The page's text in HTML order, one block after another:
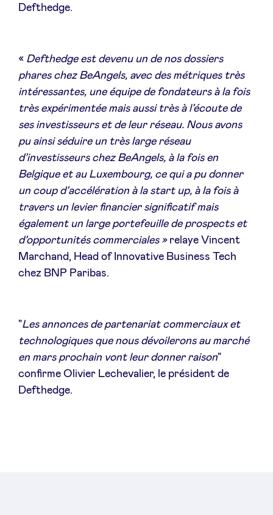
Defthedge.
« Defthedge est devenu un de nos dossiers
phares chez BeAngels, avec des métriques très
intéressantes, une équipe de fondateurs à la fois
très expérimentée mais aussi très à l’écoute de
ses investisseurs et de leur réseau. Nous avons
pu ainsi séduire un très large réseau
d’investisseurs chez BeAngels, à la fois en
Belgique et au Luxembourg, ce qui a pu donner
un coup d’accélération à la start up, à la fois à
travers un levier financier significatif mais
également un large portefeuille de prospects et
d’opportunités commerciales » relaye Vincent
Marchand, Head of Innovative Business Tech
chez BNP Paribas.
"Les annonces de partenariat commerciaux et
technologiques que nous dévoilerons au marché
en mars prochain vont leur donner raison"
confirme Olivier Lechevalier, le président de
Defthedge.